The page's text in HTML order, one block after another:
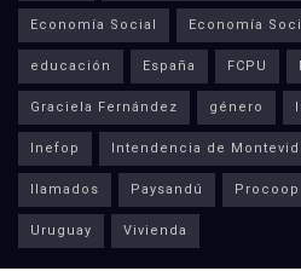
Economía Social Economía
educación España FCPU
Graciela Fernández género
Inefop Intendencia de
llamados Paysandú Procoop
Uruguay Vivienda